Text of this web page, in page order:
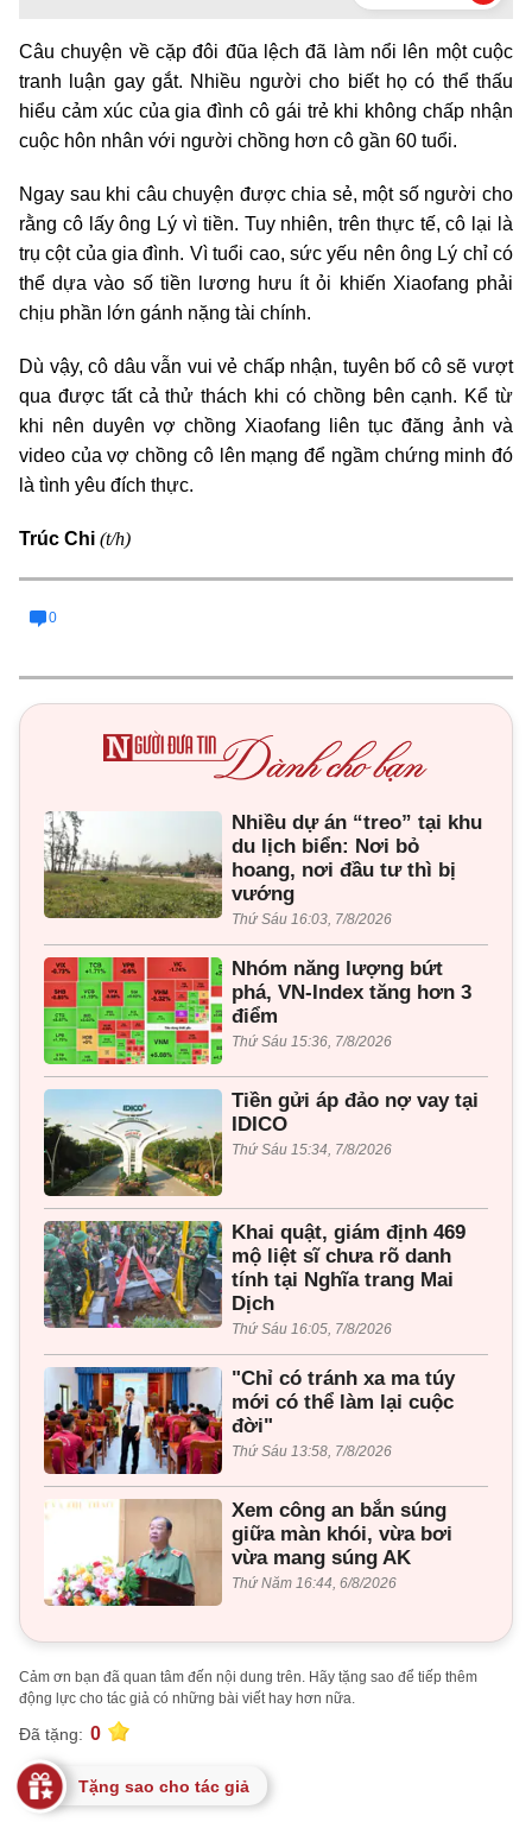
Câu chuyện về cặp đôi đũa lệch đã làm nổi lên một cuộc
tranh luận gay gắt. Nhiều người cho biết họ có thể thấu
hiểu cảm xúc của gia đình cô gái trẻ khi không chấp nhận
cuộc hôn nhân với người chồng hơn cô gần 60 tuổi.
Ngay sau khi câu chuyện được chia sẻ, một số người cho
rằng cô lấy ông Lý vì tiền. Tuy nhiên, trên thực tế, cô lại là
trụ cột của gia đình. Vì tuổi cao, sức yếu nên ông Lý chỉ có
thể dựa vào số tiền lương hưu ít ỏi khiến Xiaofang phải
chịu phần lớn gánh nặng tài chính.
Dù vậy, cô dâu vẫn vui vẻ chấp nhận, tuyên bố cô sẽ vượt
qua được tất cả thử thách khi có chồng bên cạnh. Kể từ
khi nên duyên vợ chồng Xiaofang liên tục đăng ảnh và
video của vợ chồng cô lên mạng để ngầm chứng minh đó
là tình yêu đích thực.
Trúc Chi (t/h)
0
Nhiều dự án “treo” tại khu
du lịch biển: Nơi bỏ
hoang, nơi đầu tư thì bị
vướng
Thứ Sáu 16:03, 7/8/2026
Nhóm năng lượng bứt
phá, VN-Index tăng hơn 3
điểm
Thứ Sáu 15:36, 7/8/2026
Tiền gửi áp đảo nợ vay tại
IDICO
Thứ Sáu 15:34, 7/8/2026
Khai quật, giám định 469
mộ liệt sĩ chưa rõ danh
tính tại Nghĩa trang Mai
Dịch
Thứ Sáu 16:05, 7/8/2026
"Chỉ có tránh xa ma túy
mới có thể làm lại cuộc
đời"
Thứ Sáu 13:58, 7/8/2026
Xem công an bắn súng
giữa màn khói, vừa bơi
vừa mang súng AK
Thứ Năm 16:44, 6/8/2026
Cảm ơn bạn đã quan tâm đến nội dung trên. Hãy tặng sao để tiếp thêm
động lực cho tác giả có những bài viết hay hơn nữa.
Đã tặng: 0
Tặng sao cho tác giả